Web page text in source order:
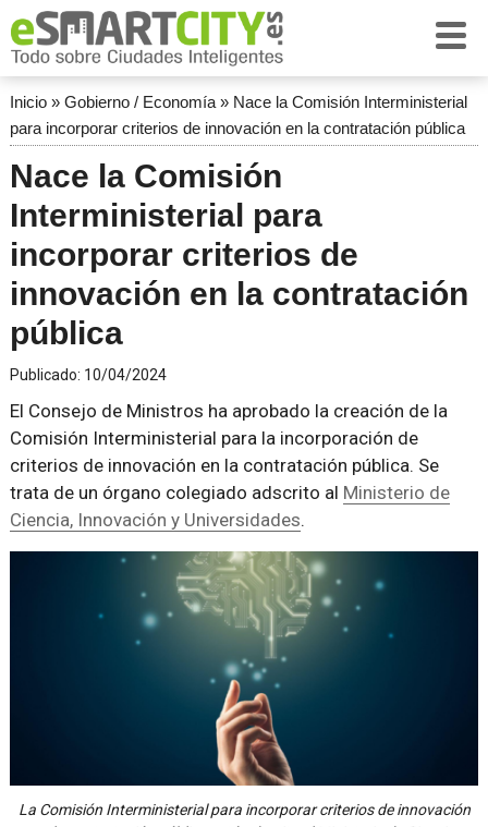
Inicio» Gobierno / Economía» Nace la Comisión Interministerial
para incorporar criterios de innovación en la contratación pública
Nace la Comisión
Interministerial para
incorporar criterios de
innovación en la contratación
pública
Publicado: 10/04/2024
El Consejo de Ministros ha aprobado la creación de la
Comisión Interministerial para la incorporación de
criterios de innovación en la contratación pública. Se
trata de un órgano colegiado adscrito al Ministerio de
Ciencia, Innovación y Universidades.
La Comisión Interministerial para incorporar criterios de innovación